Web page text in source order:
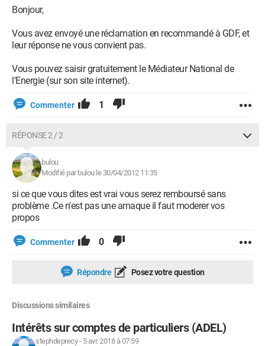
Bonjour,
Vous avez envoyé une réclamation en recommandé à GDF, et
leur réponse ne vous convient pas.
Vous pouvez saisir gratuitement le Médiateur National de
l'Energie (sur son site internet).
Commenter 1
RÉPONSE 2 / 2
bulou
Modifié par bulou le 30/04/2012 11:35
si ce que vous dites est vrai vous serez remboursé sans
problème .Ce n'est pas une arnaque il faut moderer vos
propos
Commenter 0
Répondre Posez votre question
Discussions similaires
Intérêts sur comptes de particuliers (ADEL)
stephdeprecy- 5 avr. 2018 à 07:59